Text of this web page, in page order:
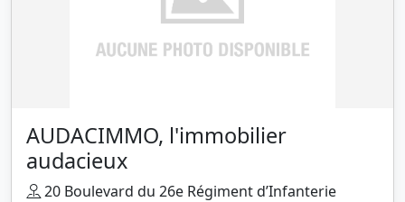
AUDACIMMO, l'immobilier
audacieux
20 Boulevard du 26e Régiment d’Infanterie